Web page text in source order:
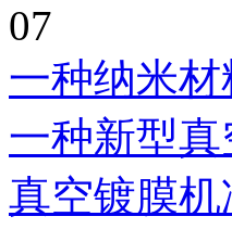
07
一种纳米
一种新型
真空镀膜